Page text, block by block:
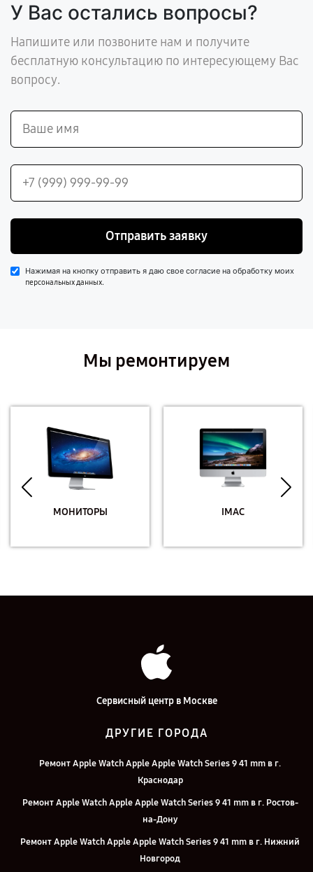
У Вас остались вопросы?
Напишите или позвоните нам и получите
бесплатную консультацию по интересующему Вас
вопросу.
Отправить заявку
Нажимая на кнопку отправить я даю свое согласие на обработку моих
персональных данных.
Мы ремонтируем
МОНИТОРЫ IMAC
Сервисный центр в Москве
ДРУГИЕ ГОРОДА
Ремонт Apple Watch Apple Apple Watch Series 9 41 mm в г.
Краснодар
Ремонт Apple Watch Apple Apple Watch Series 9 41 mm в г. Ростов-
на-Дону
Ремонт Apple Watch Apple Apple Watch Series 9 41 mm в г. Нижний
Новгород